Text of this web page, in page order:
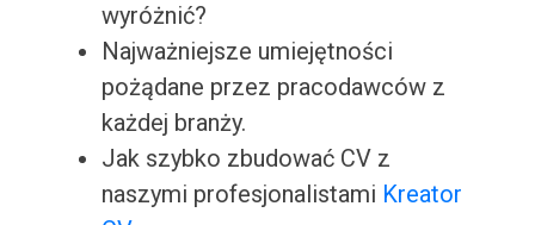
wyróżnić?
Najważniejsze umiejętności
pożądane przez pracodawców z
każdej branży.
Jak szybko zbudować CV z
naszymi profesjonalistami Kreator